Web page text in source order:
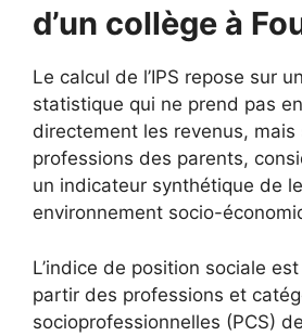
d’un collège à
Le calcul de l’IPS repose sur
statistique qui ne prend pas
directement les revenus, mais
professions des parents,
un indicateur synthétique de
environnement socio-
L’indice de position sociale
partir des professions et
socioprofessionnelles (PCS)